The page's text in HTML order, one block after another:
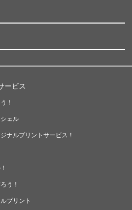
ービス
！
ェル
ナルプリントサービス！
う！
プリント